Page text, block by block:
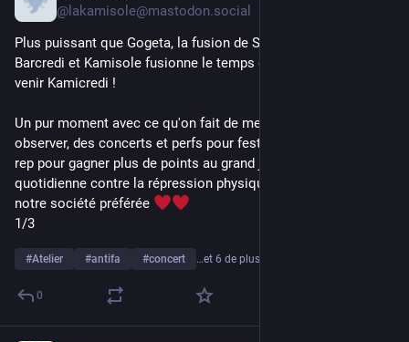
@ lakamisole@mastodon.social
Plus puissant que Gogeta, la fusion de Son Goku et Vegeta,
Barcredi et Kamisole fusionne le temps d'une soirée... voici
venir Kamicredi !
Un pur moment avec ce qu'on fait de meilleur : des expo pour
observer, des concerts et perfs pour festoyer, des ateliers anti-
rep pour gagner plus de points au grand jeu de la lutte
quotidienne contre la répression physique et numérique de
notre société préférée
1/3
#Atelier #antifa #concert …et 6 de plus
0